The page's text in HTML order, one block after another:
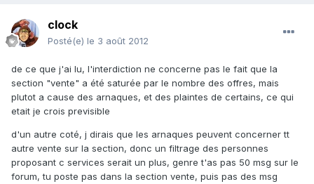
clock
Posté(e) le 3 août 2012
de ce que j'ai lu, l'interdiction ne concerne pas le fait que la
section "vente" a été saturée par le nombre des offres, mais
plutot a cause des arnaques, et des plaintes de certains, ce qui
etait je crois previsible
d'un autre coté, j dirais que les arnaques peuvent concerner tt
autre vente sur la section, donc un filtrage des personnes
proposant c services serait un plus, genre t'as pas 50 msg sur le
forum, tu poste pas dans la section vente, puis pas des msg